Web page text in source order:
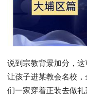
说到宗教背景加分，
让孩子进某教会名校
们一家穿着正装去做